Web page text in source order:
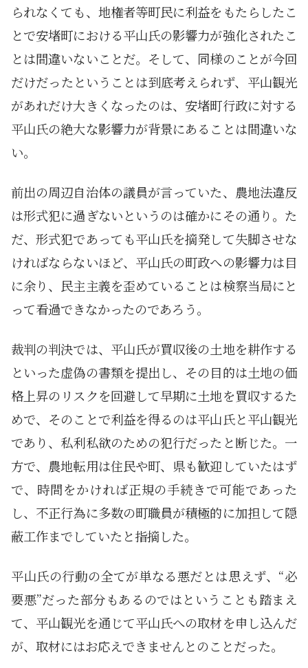
られなくても、地権者等町民に利益をもたらしたこ
とで安堵町における平山氏の影響力が強化されたこ
とは間違いないことだ。そして、同様のことが今回
だけだったということは到底考えられず、平山観光
があれだけ大きくなったのは、安堵町行政に対する
平山氏の絶大な影響力が背景にあることは間違いな
い。
前出の周辺自治体の議員が言っていた、農地法違反
は形式犯に過ぎないというのは確かにその通り。た
だ、形式犯であっても平山氏を摘発して失脚させな
ければならないほど、平山氏の町政への影響力は目
に余り、民主主義を歪めていることは検察当局にと
って看過できなかったのであろう。
裁判の判決では、平山氏が買収後の土地を耕作する
といった虚偽の書類を提出し、その目的は土地の価
格上昇のリスクを回避して早期に土地を買収するた
めで、そのことで利益を得るのは平山氏と平山観光
であり、私利私欲のための犯行だったと断じた。一
方で、農地転用は住民や町、県も歓迎していたはず
で、時間をかければ正規の手続きで可能であった
し、不正行為に多数の町職員が積極的に加担して隠
蔽工作までしていたと指摘した。
平山氏の行動の全てが単なる悪だとは思えず、“必
要悪”だった部分もあるのではということも踏まえ
て、平山観光を通じて平山氏への取材を申し込んだ
が、取材にはお応えできませんとのことだった。